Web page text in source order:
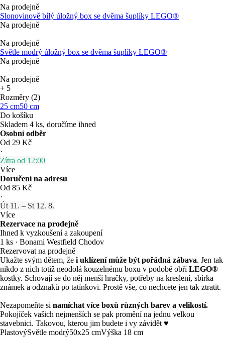
Na prodejně
Slonovinově bílý úložný box se dvěma šuplíky LEGO®
Na prodejně
Na prodejně
Světle modrý úložný box se dvěma šuplíky LEGO®
Na prodejně
Na prodejně
+ 5
Rozměry (2)
25 cm50 cm
Do košíku
Skladem 4 ks, doručíme ihned
Osobní odběr
Od 29 Kč
·
Zítra od 12:00
Více
Doručení na adresu
Od 85 Kč
·
Út 11. – St 12. 8.
Více
Rezervace na prodejně
Ihned k vyzkoušení a zakoupení
1 ks · Bonami Westfield Chodov
Rezervovat na prodejně
Ukažte svým dětem, že i uklízení může být pořádná zábava. Jen tak
nikdo z nich totiž neodolá kouzelnému boxu v podobě obříLEGO®
kostky. Schovají se do něj menší hračky, potřeby na kreslení, sbírka
známek a odznaků po tatínkovi. Prostě vše, co nechcete jen tak ztratit.
Nezapomeňte si namíchat více boxů různých barev a velikostí.
Pokojíček vašich nejmenších se pak promění na jednu velkou
stavebnici. Takovou, kterou jim budete i vy závidět ♥
PlastovýSvětle modrý50x25 cmVýška 18 cm